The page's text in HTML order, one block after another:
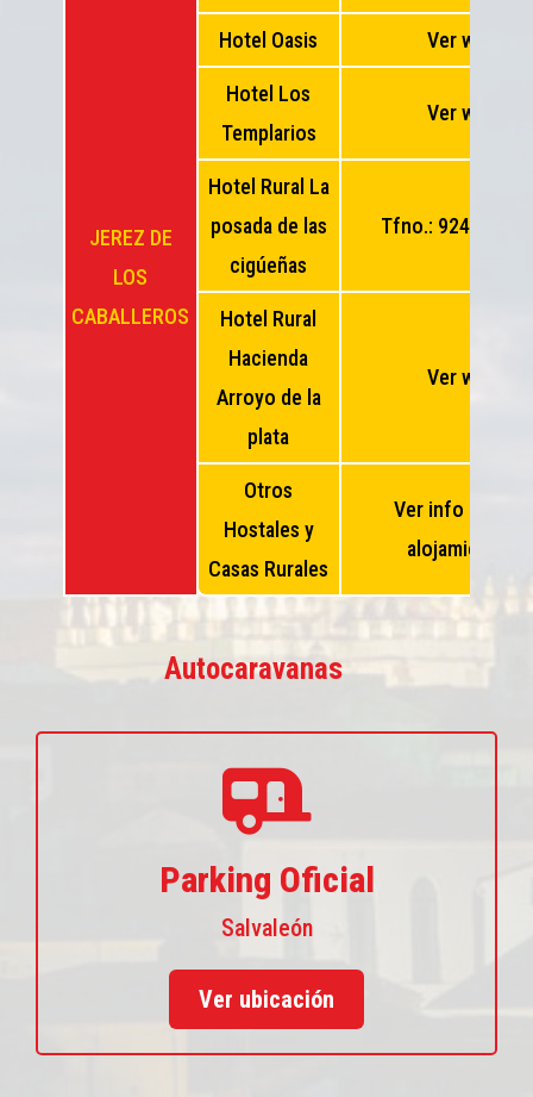
JEREZ DE
LOS
CABALLEROS
Hotel Oasis Ver web
Hotel Los
Templarios
Ver web
Hotel Rural La
posada de las
cigúeñas
Tfno.: 924 731
Hotel Rural
Hacienda
Arroyo de la
plata
Ver web
Otros
Hostales y
Casas Rurales
Ver info de más
alojamientos
Autocaravanas
Parking Oficial
Salvaleón
Ver ubicación